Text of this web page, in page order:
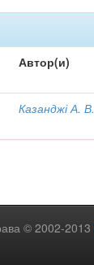
Автор(и)
Казанджі А. В.
© 2002-2013